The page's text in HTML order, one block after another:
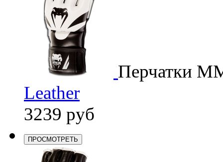
Перчатки
Leather
3239 руб
ПРОСМОТРЕТЬ